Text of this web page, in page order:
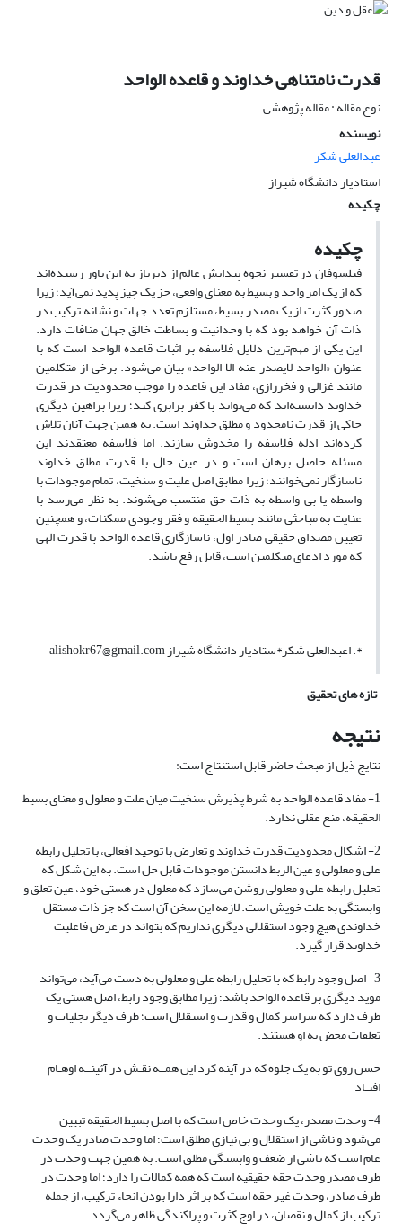
قدرت نامتناهی خداوند و قاعده الواحد
نوع مقاله : مقاله پژوهشی
نویسنده
عبدالعلی شکر
استادیار دانشگاه شیراز
چکیده
چکیده
فیلسوفان در تفسیر نحوه پیدایش عالم از دیرباز به این باور رسیده‌اند
که از یک امر واحد و بسیط به معنای واقعی، جز یک چیز پدید نمی‌آید؛ زیرا
صدور کثرت از یک مصدر بسیط، مستلزم تعدد جهات و نشانه ترکیب در
ذات آن خواهد بود که با وحدانیت و بساطت خالق جهان منافات دارد.
این یکی از مهم‌ترین دلایل فلاسفه بر اثبات قاعده الواحد است که با
عنوان «الواحد لایصدر عنه الا الواحد» بیان می‌شود. برخی از متکلمین
مانند غزالی و فخررازی، مفاد این قاعده را موجب محدودیت در قدرت
خداوند دانسته‌اند که می‌تواند با کفر برابری کند؛ زیرا براهین دیگری
حاکی از قدرت نامحدود و مطلق خداوند است. به همین جهت آنان تلاش
کرده‌اند ادله فلاسفه را مخدوش سازند. اما فلاسفه معتقدند این
مسئله حاصل برهان است و در عین حال با قدرت مطلق خداوند
ناسازگار نمی‌خوانند؛ زیرا مطابق اصل علیت و سنخیت، تمام موجودات با
واسطه یا بی واسطه به ذات حق منتسب می‌شوند. به نظر می‌رسد با
عنایت به مباحثی مانند بسیط الحقیقه و فقر وجودی ممکنات، و همچنین
تعیین مصداق حقیقی صادر اول، ناسازگاری قاعده الواحد با قدرت الهی
که مورد ادعای متکلمین است، قابل رفع باشد.
*. اعبدالعلی شکر*ستادیار دانشگاه شیراز alishokr67@gmail.com
تازه های تحقیق
نتیجه
نتایج ذیل از مبحث حاضر قابل استنتاج است:
1- مفاد قاعده الواحد به شرط پذیرش سنخیت میان علت و معلول و معنای بسیط
الحقیقه، منع عقلی ندارد.
2- اشکال محدودیت قدرت خداوند و تعارض با توحید افعالی، با تحلیل رابطه
علی و معلولی و عین الربط دانستن موجودات قابل حل است. به این شکل که
تحلیل رابطه علی و معلولی روشن می‌سازد که معلول در هستی خود، عین تعلق و
وابستگی به علت خویش است. لازمه این سخن آن است که جز ذات مستقل
خداوندی هیچ وجود استقلالی دیگری نداریم که بتواند در عرض فاعلیت
خداوند قرار گیرد.
3- اصل وجود رابط که با تحلیل رابطه علی و معلولی به دست می‌آید، می‌تواند
موید دیگری بر قاعده الواحد باشد؛ زیرا مطابق وجود رابط، اصل هستی یک
طرف دارد که سراسر کمال و قدرت و استقلال است؛ طرف دیگر تجلیات و
تعلقات محض به او هستند.
حسن روی تو به یک جلوه که در آینه کرد این همــه نقـش در آئینــه اوهـام
افتـاد
4- وحدت مصدر، یک وحدت خاص است که با اصل بسیط الحقیقه تبیین
می‌شود و ناشی از استقلال و بی نیازی مطلق است؛ اما وحدت صادر یک وحدت
عام است که ناشی از ضعف و وابستگی مطلق است. به همین جهت وحدت در
طرف مصدر وحدت حقه حقیقیه است که همه کمالات را دارد؛ اما وحدت در
طرف صادر، وحدت غیر حقه است که بر اثر دارا بودن انحاء ترکیب، از جمله
ترکیب از کمال و نقصان، در اوج کثرت و پراکندگی ظاهر می‌گردد